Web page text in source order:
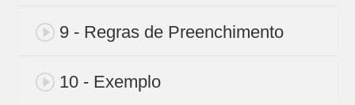
9 - Regras de Preenchimento
10 - Exemplo